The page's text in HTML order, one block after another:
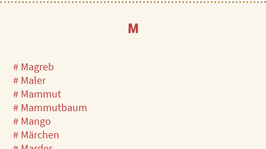
M
# Magreb
# Maler
# Mammut
# Mammutbaum
# Mango
# Märchen